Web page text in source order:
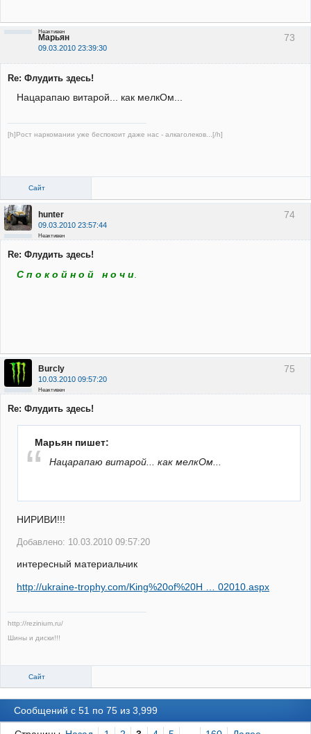
73
Марьян
09.03.2010 23:39:30
Неактивен
Re: Флудить здесь!
Нацарапаю витарой... как мелкОм...
[h]Рост наркомании уже беспокоит даже нас - алкаголеков...[/h]
Сайт
74
hunter
09.03.2010 23:57:44
Неактивен
Re: Флудить здесь!
С п о к о й н о й н о ч и.
75
Burcly
10.03.2010 09:57:20
Неактивен
Re: Флудить здесь!
Марьян пишет:
Нацарапаю витарой... как мелкОм...
НИРИВИ!!!
Добавлено: 10.03.2010 09:57:20
интересный материальчик
http://ukraine-trophy.com/King%20of%20H … 02010.aspx
http://rezinium.ru/
Шины и диски!!!
Сайт
Сообщений с 51 по 75 из 3,999